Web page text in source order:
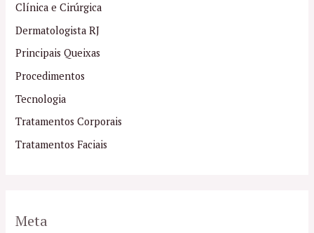
Clínica e Cirúrgica
Dermatologista RJ
Principais Queixas
Procedimentos
Tecnologia
Tratamentos Corporais
Tratamentos Faciais
Meta